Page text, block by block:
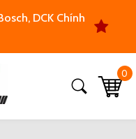
DCK Chính
0